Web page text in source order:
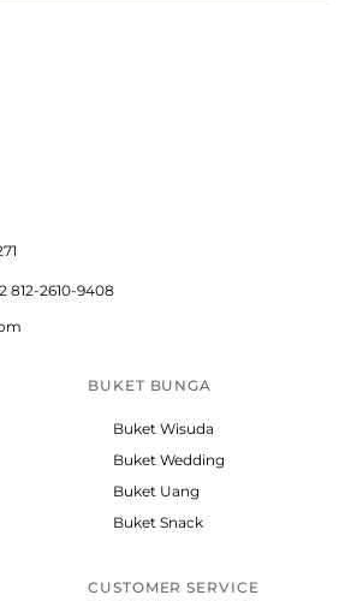
812-2610-9408
BUKET BUNGA
Buket Wisuda
Buket Wedding
Buket Uang
Buket Snack
CUSTOMER SERVICE